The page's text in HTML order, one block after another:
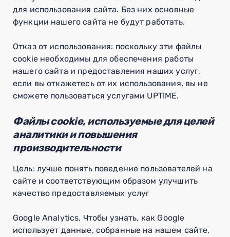
для использования сайта. Без них основные
функции нашего сайта не будут работать.
Отказ от использования: поскольку эти файлы
cookie необходимы для обеспечения работы
нашего сайта и предоставления наших услуг,
если вы откажетесь от их использования, вы не
сможете пользоваться услугами UPTIME.
Файлы cookie, используемые для целей
аналитики и повышения
производительности
Цель: лучше понять поведение пользователей на
сайте и соответствующим образом улучшить
качество предоставляемых услуг
Google Analytics. Чтобы узнать, как Google
использует данные, собранные на нашем сайте,